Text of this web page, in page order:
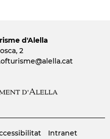
d'Alella
2
@alella.cat
Intranet